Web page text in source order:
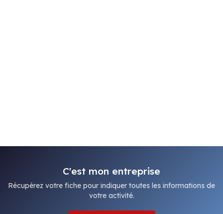
C'est mon entreprise
Récupérez votre fiche pour indiquer toutes les informations de
votre activité.